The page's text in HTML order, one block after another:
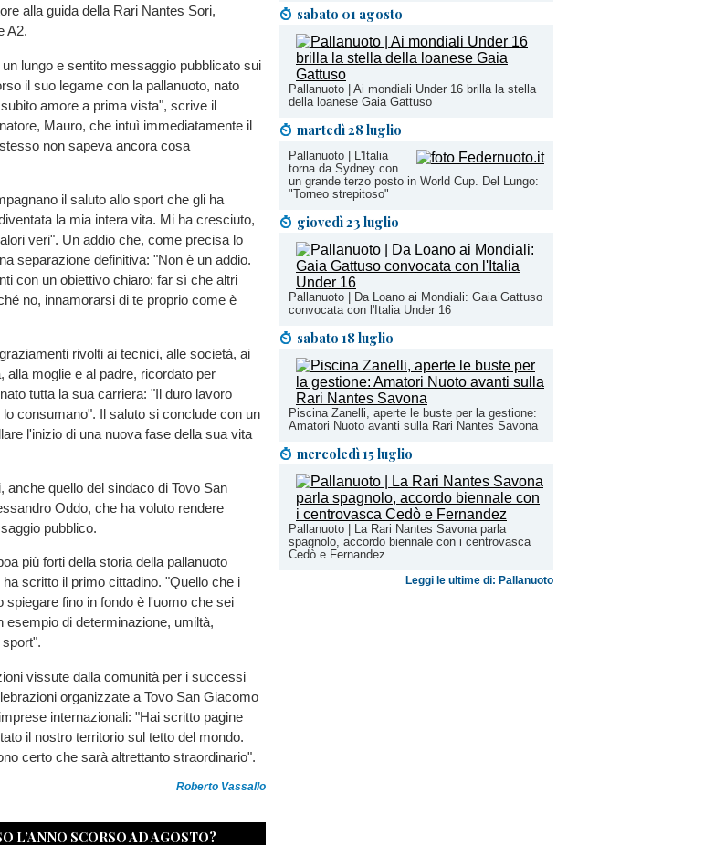
sabato 01 agosto
Pallanuoto | Ai mondiali Under 16 brilla la stella
della loanese Gaia Gattuso
martedì 28 luglio
Pallanuoto | L'Italia
torna da Sydney con
un grande terzo posto in World Cup. Del Lungo:
"Torneo strepitoso"
giovedì 23 luglio
Pallanuoto | Da Loano ai Mondiali: Gaia Gattuso
convocata con l'Italia Under 16
sabato 18 luglio
Piscina Zanelli, aperte le buste per la gestione:
Amatori Nuoto avanti sulla Rari Nantes Savona
mercoledì 15 luglio
Pallanuoto | La Rari Nantes Savona parla
spagnolo, accordo biennale con i centrovasca
Cedò e Fernandez
Leggi le ultime di: Pallanuoto
alla guida della Rari Nantes Sori,
A2.
lungo e sentito messaggio pubblicato sui
il suo legame con la pallanuoto, nato
amore a prima vista", scrive il
Mauro, che intuì immediatamente il
non sapeva ancora cosa
il saluto allo sport che gli ha
la mia intera vita. Mi ha cresciuto,
veri". Un addio che, come precisa lo
separazione definitiva: "Non è un addio.
con un obiettivo chiaro: far sì che altri
no, innamorarsi di te proprio come è
rivolti ai tecnici, alle società, ai
alla moglie e al padre, ricordato per
tutta la sua carriera: "Il duro lavoro
consumano". Il saluto si conclude con un
l'inizio di una nuova fase della sua vita
anche quello del sindaco di Tovo San
Oddo, che ha voluto rendere
pubblico.
più forti della storia della pallanuoto
scritto il primo cittadino. "Quello che i
spiegare fino in fondo è l'uomo che sei
di determinazione, umiltà,
vissute dalla comunità per i successi
organizzate a Tovo San Giacomo
internazionali: "Hai scritto pagine
il nostro territorio sul tetto del mondo.
certo che sarà altrettanto straordinario".
Roberto Vassallo
L’ANNO SCORSO AD AGOSTO?